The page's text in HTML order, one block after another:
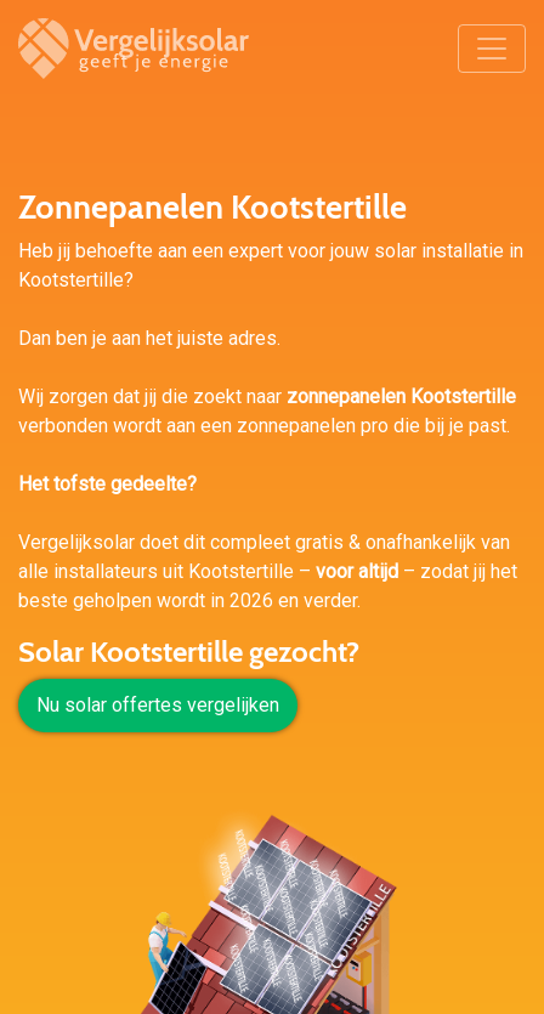
Zonnepanelen Kootstertille
Heb jij behoefte aan een expert voor jouw solar installatie in
Kootstertille?
Dan ben je aan het juiste adres.
Wij zorgen dat jij die zoekt naar zonnepanelen Kootstertille
verbonden wordt aan een zonnepanelen pro die bij je past.
Het tofste gedeelte?
Vergelijksolar doet dit compleet gratis & onafhankelijk van
alle installateurs uit Kootstertille – voor altijd – zodat jij het
beste geholpen wordt in 2026 en verder.
Solar Kootstertille gezocht?
Nu solar offertes vergelijken